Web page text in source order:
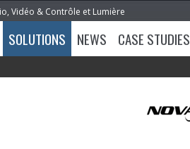
Vidéo & Contrôle et Lumière
SOLUTIONS NEWS CASE STUDIES